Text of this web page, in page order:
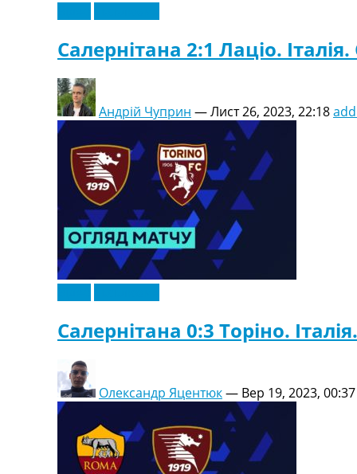
Салернітана 2:1 Лаціо. Італія.
Андрій Чуприн —Лист 26, 2023, 22:18
Салернітана 0:3 Торіно.
Олександр Яцентюк— Вер 19, 2023, 00:37